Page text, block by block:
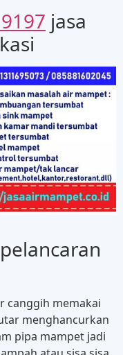
jasa
canggih memakai
menghancurkan
pipa mampet jadi